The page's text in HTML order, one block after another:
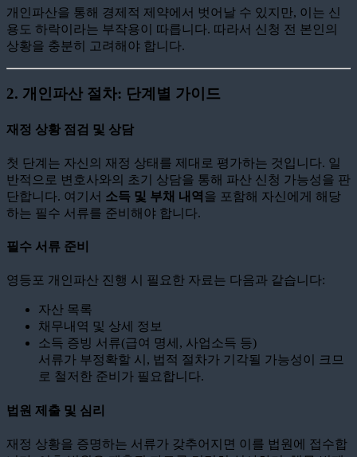
개인파산을 통해 경제적 제약에서 벗어날 수 있지만, 이는 신
용도 하락이라는 부작용이 따릅니다. 따라서 신청 전 본인의
상황을 충분히 고려해야 합니다.
2. 개인파산 절차: 단계별 가이드
재정 상황 점검 및 상담
첫 단계는 자신의 재정 상태를 제대로 평가하는 것입니다. 일
반적으로 변호사와의 초기 상담을 통해 파산 신청 가능성을 판
단합니다. 여기서 소득 및 부채 내역 을 포함해 자신에게 해당
하는 필수 서류를 준비해야 합니다.
필수 서류 준비
영등포 개인파산 진행 시 필요한 자료는 다음과 같습니다:
자산 목록
채무내역 및 상세 정보
소득 증빙 서류(급여 명세, 사업소득 등)
서류가 부정확할 시, 법적 절차가 기각될 가능성이 크므
로 철저한 준비가 필요합니다.
법원 제출 및 심리
재정 상황을 증명하는 서류가 갖추어지면 이를 법원에 접수합